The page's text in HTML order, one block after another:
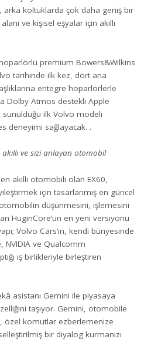
koltuklarda çok daha geniş bir
ve kişisel eşyalar için akıllı
premium Bowers&Wilkins
tarihinde ilk kez, dört ana
entegre hoparlörlerle
Dolby Atmos destekli Apple
sunulduğu ilk Volvo modeli
deneyimi sağlayacak. .
ve sizi anlayan otomobil
akıllı otomobili olan EX60,
için tasarlanmış en güncel
düşünmesini, işlemesini
HuginCore’un en yeni versiyonu
Volvo Cars’ın, kendi bünyesinde
NVIDIA ve Qualcomm
iş birlikleriyle birleştiren
asistanı Gemini ile piyasaya
taşıyor. Gemini, otomobile
özel komutlar ezberlemenize
bir diyalog kurmanızı